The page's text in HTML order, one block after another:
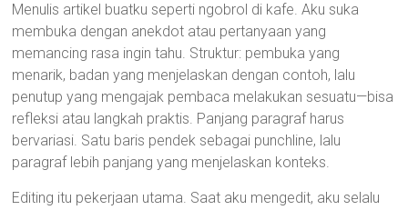
Menulis artikel buatku seperti ngobrol di kafe. Aku suka
membuka dengan anekdot atau pertanyaan yang
memancing rasa ingin tahu. Struktur: pembuka yang
menarik, badan yang menjelaskan dengan contoh, lalu
penutup yang mengajak pembaca melakukan sesuatu—bisa
refleksi atau langkah praktis. Panjang paragraf harus
bervariasi. Satu baris pendek sebagai punchline, lalu
paragraf lebih panjang yang menjelaskan konteks.
Editing itu pekerjaan utama. Saat aku mengedit, aku selalu